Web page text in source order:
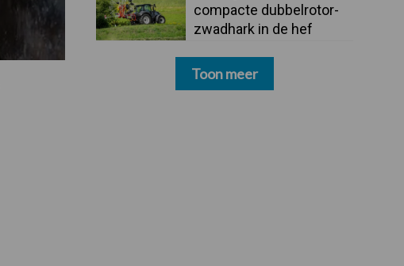
compacte dubbelrotor-
zwadhark in de hef
Toon meer